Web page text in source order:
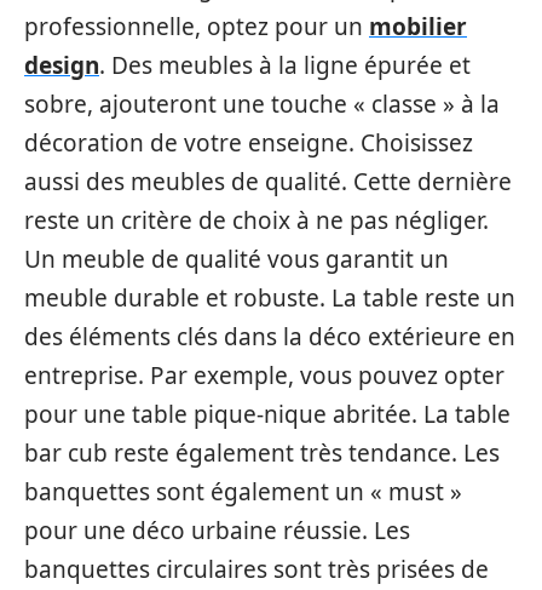
professionnelle, optez pour un mobilier
design. Des meubles à la ligne épurée et
sobre, ajouteront une touche « classe » à la
décoration de votre enseigne. Choisissez
aussi des meubles de qualité. Cette dernière
reste un critère de choix à ne pas négliger.
Un meuble de qualité vous garantit un
meuble durable et robuste. La table reste un
des éléments clés dans la déco extérieure en
entreprise. Par exemple, vous pouvez opter
pour une table pique-nique abritée. La table
bar cub reste également très tendance. Les
banquettes sont également un « must »
pour une déco urbaine réussie. Les
banquettes circulaires sont très prisées de